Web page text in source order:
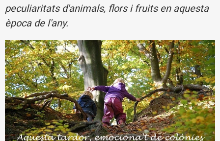
peculiaritats d'animals, flors i fruits en aquesta
època de l'any.